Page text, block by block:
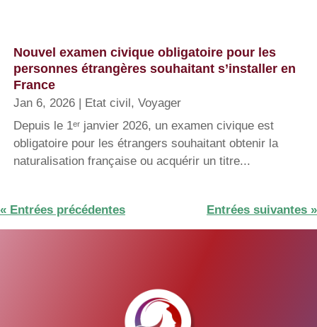
Nouvel examen civique obligatoire pour les
personnes étrangères souhaitant s’installer en
France
Jan 6, 2026 | Etat civil, Voyager
Depuis le 1ᵉʳ janvier 2026, un examen civique est
obligatoire pour les étrangers souhaitant obtenir la
naturalisation française ou acquérir un titre...
« Entrées précédentes Entrées suivantes »